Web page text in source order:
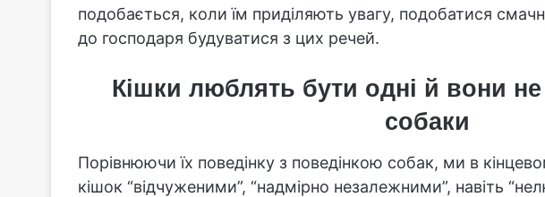
подобається, коли їм приділяють увагу, подобатися смачна
до господаря будуватися з цих речей.
Кішки люблять бути одні й вони не
собаки
Порівнюючи їх поведінку з поведінкою собак, ми в
кішок “відчуженими”, “надмірно незалежними”, навіть